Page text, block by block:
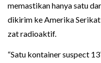
memastikan hanya satu
dikirim ke Amerika
zat radioaktif.
“Satu kontainer suspect